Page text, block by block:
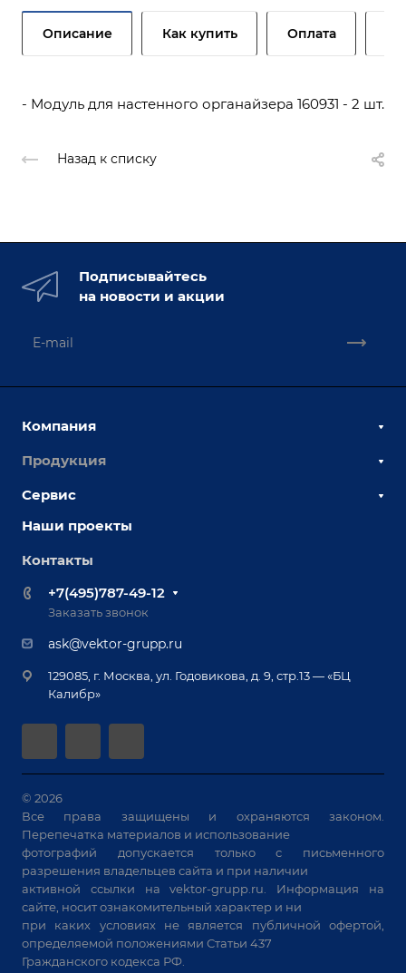
Описание Как купить Оплата
- Модуль для настенного органайзера 160931 - 2 шт.
Назад к списку
Подписывайтесь
на новости и акции
Компания
О компании
Выставки и мероприятия
Вопрос ответ
Реквизиты
Документы
Продукция
Сборочно-сварочные столы
Оснастка для сварочных столов
Оборудование для приварки крепежа
Приварной крепеж
Специализированные решения для сварки
Позиционеры и вращатели
Машины контактной сварки
Универсальные зажимы
Системы аспирации
Станки лазерной резки
Решения для учебных заведений
Сервис
Сервисное обслуживание
Обучение
Лизинг
Гарантия
автоматизации
Наши проекты
Контакты
+7(495)787-49-12
Заказать звонок
ask@vektor-grupp.ru
129085, г. Москва, ул. Годовикова, д. 9, стр.13 — «БЦ
Калибр»
© 2026
Все права защищены и охраняются законом.
Перепечатка материалов и использование
фотографий допускается только с письменного
разрешения владельцев сайта и при наличии
активной ссылки наvektor-grupp.ru . Информация на
сайте, носит ознакомительный характер и ни
при каких условиях не является публичной офертой,
определяемой положениями Статьи 437
Гражданского кодекса РФ.